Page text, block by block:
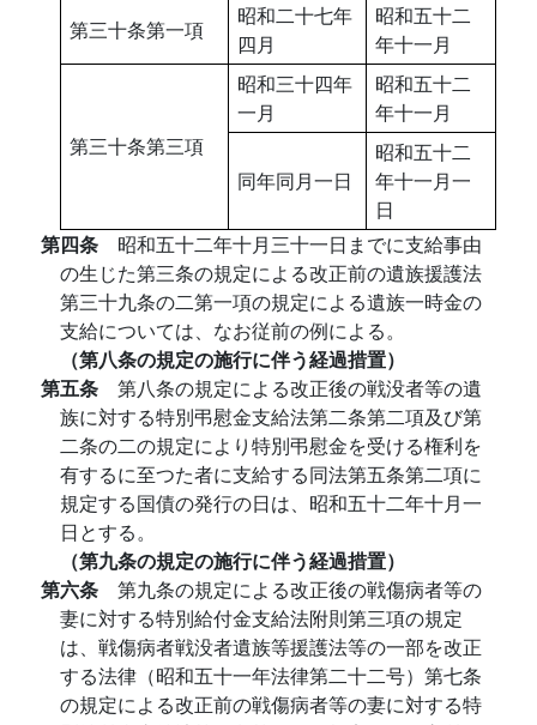
第三十条第一項
昭和二十七年
四月
昭和五十二
年十一月
第三十条第三項
昭和三十四年
一月
昭和五十二
年十一月
同年同月一日
昭和五十二
年十一月一
日
第四条 昭和五十二年十月三十一日までに支給事由
の生じた第三条の規定による改正前の遺族援護法
第三十九条の二第一項の規定による遺族一時金の
支給については、なお従前の例による。
（第八条の規定の施行に伴う経過措置）
第五条 第八条の規定による改正後の戦没者等の遺
族に対する特別弔慰金支給法第二条第二項及び第
二条の二の規定により特別弔慰金を受ける権利を
有するに至つた者に支給する同法第五条第二項に
規定する国債の発行の日は、昭和五十二年十月一
日とする。
（第九条の規定の施行に伴う経過措置）
第六条 第九条の規定による改正後の戦傷病者等の
妻に対する特別給付金支給法附則第三項の規定
は、戦傷病者戦没者遺族等援護法等の一部を改正
する法律（昭和五十一年法律第二十二号）第七条
の規定による改正前の戦傷病者等の妻に対する特